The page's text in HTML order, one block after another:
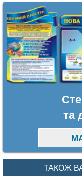
та
ТАКОЖ